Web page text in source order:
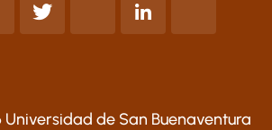
de San Buenaventura